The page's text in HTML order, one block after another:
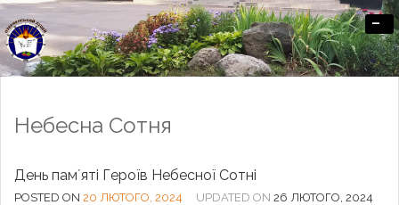
Офіційний сайт Озерненського ліцею
-
Небесна Сотня
День памʼяті Героїв Небесної Сотні
POSTED ON 20 ЛЮТОГО, 2024 UPDATED ON 26 ЛЮТОГО, 2024